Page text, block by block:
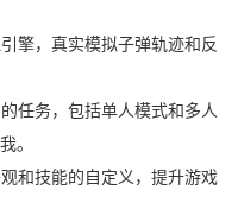
擎，真实模拟子弹轨迹和反
任务，包括单人模式和多人
。
和技能的自定义，提升游戏